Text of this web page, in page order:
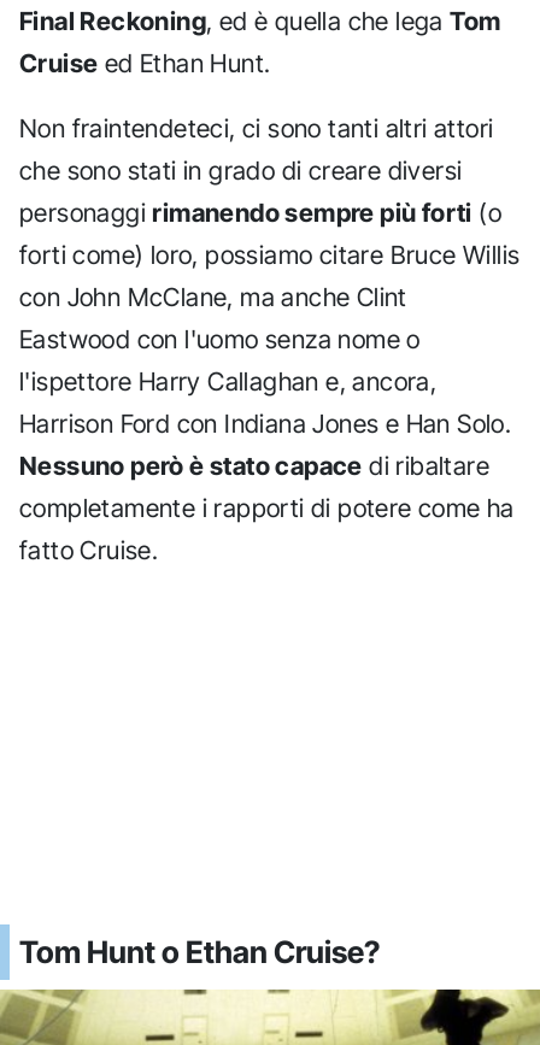
Final Reckoning, ed è quella che legaTom
Cruise ed Ethan Hunt.
Non fraintendeteci, ci sono tanti altri attori
che sono stati in grado di creare diversi
personaggi rimanendo sempre più forti (o
forti come) loro, possiamo citare Bruce Willis
con John McClane, ma anche Clint
Eastwood con l'uomo senza nome o
l'ispettore Harry Callaghan e, ancora,
Harrison Ford con Indiana Jones e Han Solo.
Nessuno però è stato capace di ribaltare
completamente i rapporti di potere come ha
fatto Cruise.
Tom Hunt o Ethan Cruise?